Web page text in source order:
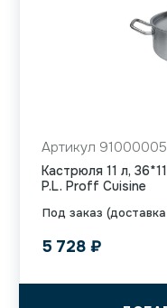
Под заказ
Артикул 91000005
Кастрюля 11 л,
P.L. Proff Cuisine
5 728 ₽